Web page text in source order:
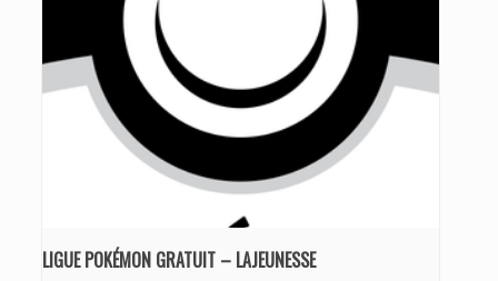
LIGUE POKÉMON GRATUIT – LAJEUNESSE